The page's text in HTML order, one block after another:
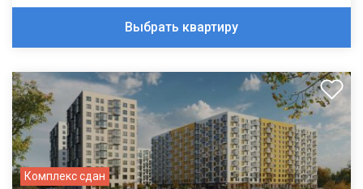
Выбрать квартиру
Комплекс сдан